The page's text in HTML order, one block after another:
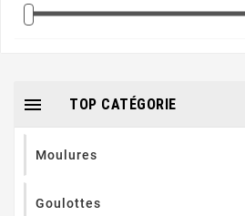
TOP CATÉGORIE

Moulures
Goulottes